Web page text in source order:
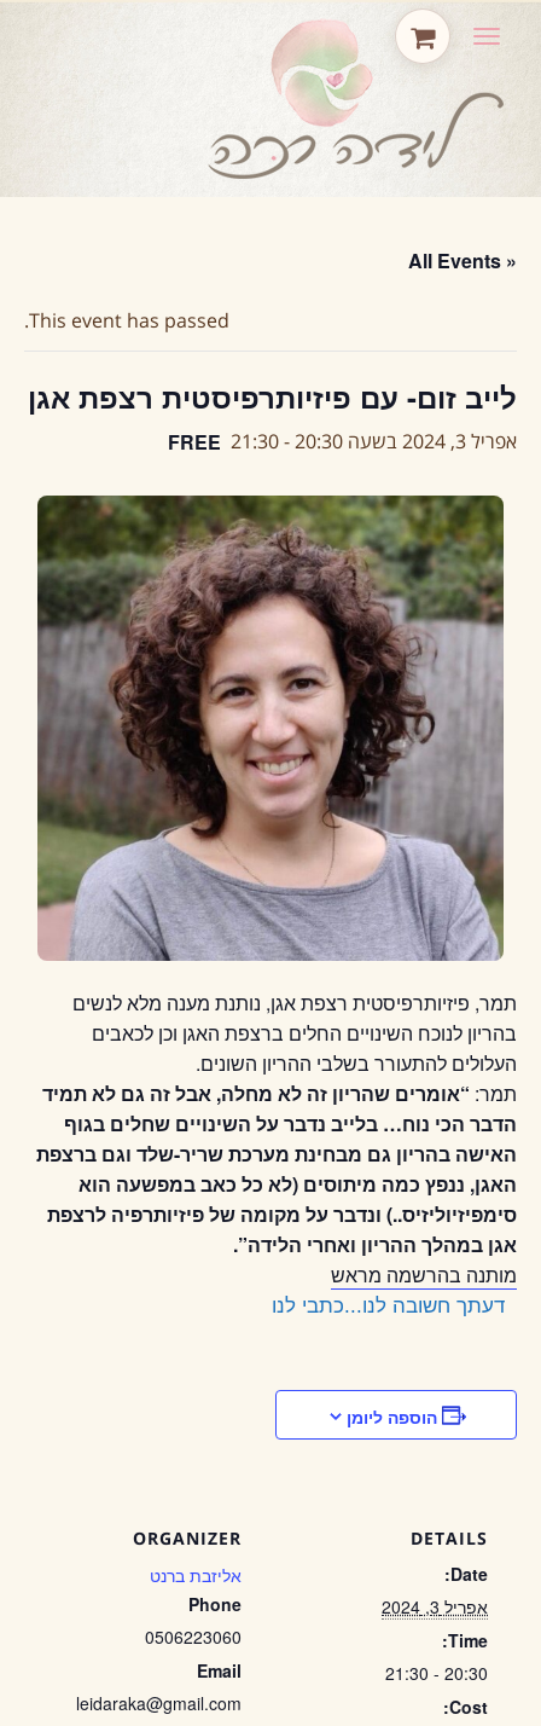
תפריט
« All Events
This event has passed.
לייב זום- עם פיזיותרפיסטית רצפת אגן
אפריל 3, 2024 בשעה 20:30 -
21:30
FREE
תמר, פיזיותרפיסטית רצפת אגן, נותנת מענה מלא לנשים
בהריון לנוכח השינויים החלים ברצפת האגן וכן לכאבים
העלולים להתעורר בשלבי ההריון השונים.
תמר: “אומרים שהריון זה לא מחלה, אבל זה גם לא תמיד
הדבר הכי נוח… בלייב נדבר על השינויים שחלים בגוף
האישה בהריון גם מבחינת מערכת שריר-שלד וגם ברצפת
האגן, ננפץ כמה מיתוסים (לא כל כאב במפשעה הוא
סימפיזיוליזיס..) ונדבר על מקומה של פיזיותרפיה לרצפת
אגן במהלך ההריון ואחרי הלידה”.
מותנה בהרשמה מראש
דעתך חשובה לנו...כתבי לנו
הוספה ליומן
DETAILS
Date:
אפריל 3, 2024
Time:
20:30 - 21:30
Cost:
ORGANIZER
אליזבת ברנט
Phone
0506223060
Email
leidaraka@gmail.com